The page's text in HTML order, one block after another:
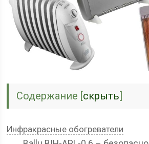
Содержание [скрыть]
Инфракрасные обогреватели